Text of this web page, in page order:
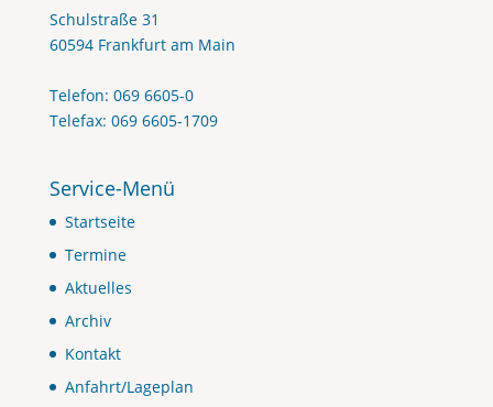
Schulstraße 31
60594 Frankfurt am Main
Telefon: 069 6605-0
Telefax: 069 6605-1709
Service-Menü
Startseite
Termine
Aktuelles
Archiv
Kontakt
Anfahrt/Lageplan